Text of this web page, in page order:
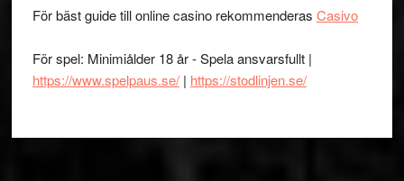
För bäst guide till online casino rekommenderas Casivo
För spel: Minimiålder 18 år - Spela ansvarsfullt |
https://www.spelpaus.se/| https://stodlinjen.se/